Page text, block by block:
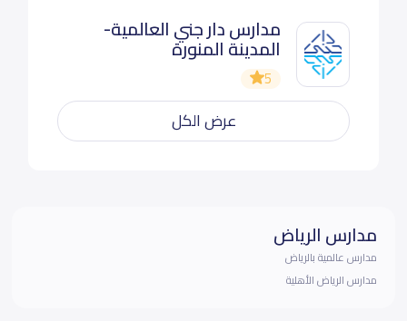
مدارس دار جني العالمية-
المدينة المنورة
5
عرض الكل
مدارس الرياض
مدارس عالمية بالرياض
مدارس الرياض الأهلية